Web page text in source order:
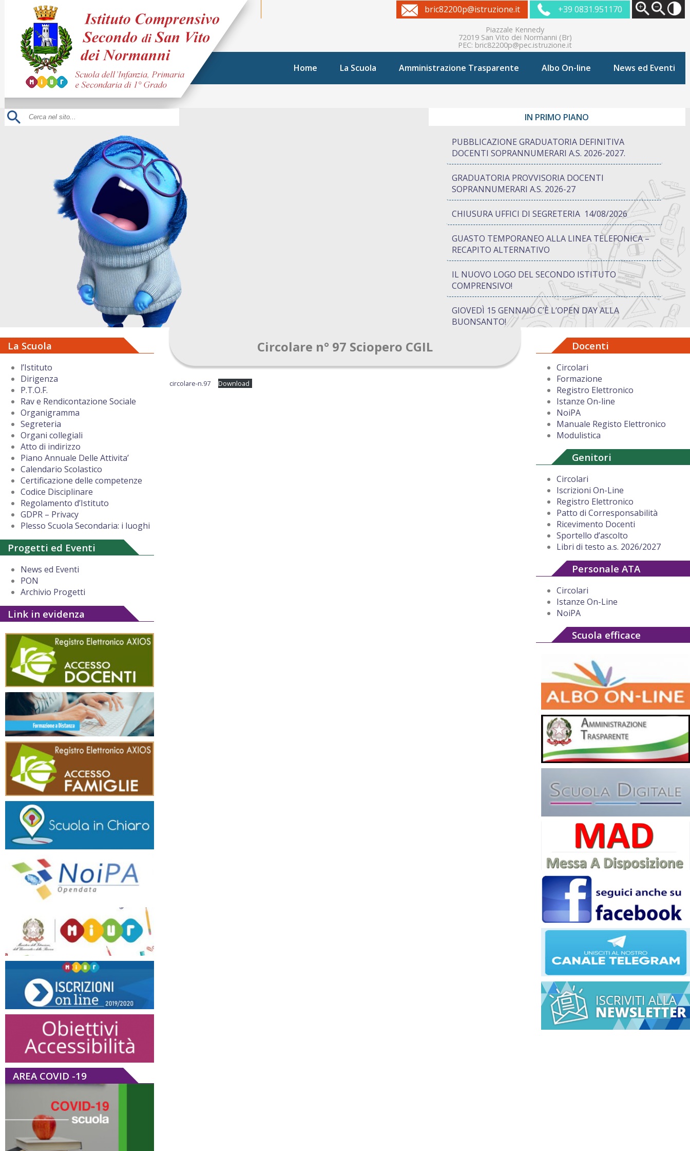
bric82200p@istruzione.it +39 0831.951170
Piazzale Kennedy
72019 San Vito dei Normanni (Br)
PEC: bric82200p@pec.istruzione.it
Home La Scuola Amministrazione Trasparente Albo On-line News ed Eventi
IN PRIMO PIANO
PUBBLICAZIONE GRADUATORIA DEFINITIVA
DOCENTI SOPRANNUMERARI A.S. 2026-2027.
GRADUATORIA PROVVISORIA DOCENTI
SOPRANNUMERARI A.S. 2026-27
CHIUSURA UFFICI DI SEGRETERIA 14/08/2026
GUASTO TEMPORANEO ALLA LINEA TELEFONICA –
RECAPITO ALTERNATIVO
IL NUOVO LOGO DEL SECONDO ISTITUTO
COMPRENSIVO!
GIOVEDÌ 15 GENNAIO C’È L’OPEN DAY ALLA
BUONSANTO!
PON “ATTIVA…MENTE” TRA CREATIVITÀ E GIOCO:
QUANDO IMPARARE DIVENTA UN’AVVENTURA
AUGURI DI BUON NATALE DAL DIRIGENTE
La Scuola
l’Istituto
Dirigenza
P.T.O.F.
Rav e Rendicontazione Sociale
Organigramma
Segreteria
Organi collegiali
Atto di indirizzo
Piano Annuale Delle Attivita’
Calendario Scolastico
Certificazione delle competenze
Codice Disciplinare
Regolamento d’Istituto
GDPR – Privacy
Plesso Scuola Secondaria: i luoghi
Progetti ed Eventi
News ed Eventi
PON
Archivio Progetti
Link in evidenza
AREA COVID -19
Circolare n° 97 Sciopero CGIL
circolare-n.97 Download
Docenti
Circolari
Formazione
Registro Elettronico
Istanze On-line
NoiPA
Manuale Registo Elettronico
Modulistica
Genitori
Circolari
Iscrizioni On-Line
Registro Elettronico
Patto di Corresponsabilità
Ricevimento Docenti
Sportello d’ascolto
Libri di testo a.s. 2026/2027
Personale ATA
Circolari
Istanze On-Line
NoiPA
Scuola efficace